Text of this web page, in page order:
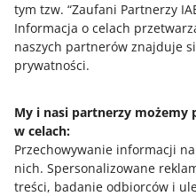
tym tzw. “Zaufani Partnerzy
Informacja o celach
naszych partnerów znajduje
prywatności.
My i nasi partnerzy możemy
w celach:
Przechowywanie informacji
nich. Spersonalizowane
treści, badanie odbiorców i
0 1 2 3
Potrzebujesz pomocy?
Skontaktuj się z